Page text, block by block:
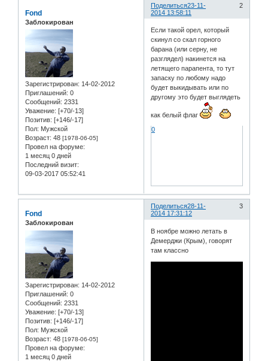
Поделиться 2
23-11-
2014 13:58:11
Fond
Заблокирован
Зарегистрирован: 14-02-2012
Приглашений: 0
Сообщений: 2331
Уважение: [+70/-13]
Позитив: [+146/-17]
Пол: Мужской
Возраст: 48 [1978-06-05]
Провел на форуме:
1 месяц 0 дней
Последний визит:
09-03-2017 05:52:41
Если такой орел, который
скинул со скал горного
барана (или серну, не
разглядел) накинется на
летящего парапента, то тут
запаску по любому надо
будет выкидывать или по
другому это будет выглядеть
как белый флаг
0
Поделиться 3
28-11-
2014 17:31:12
Fond
Заблокирован
Зарегистрирован: 14-02-2012
Приглашений: 0
Сообщений: 2331
Уважение: [+70/-13]
Позитив: [+146/-17]
Пол: Мужской
Возраст: 48 [1978-06-05]
Провел на форуме:
1 месяц 0 дней
В ноябре можно летать в
Демерджи (Крым), говорят
там классно